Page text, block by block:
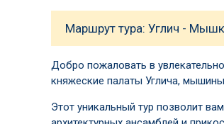
Маршрут тура: Углич -
Добро пожаловать в
княжеские палаты Углича,
Этот уникальный тур позволит